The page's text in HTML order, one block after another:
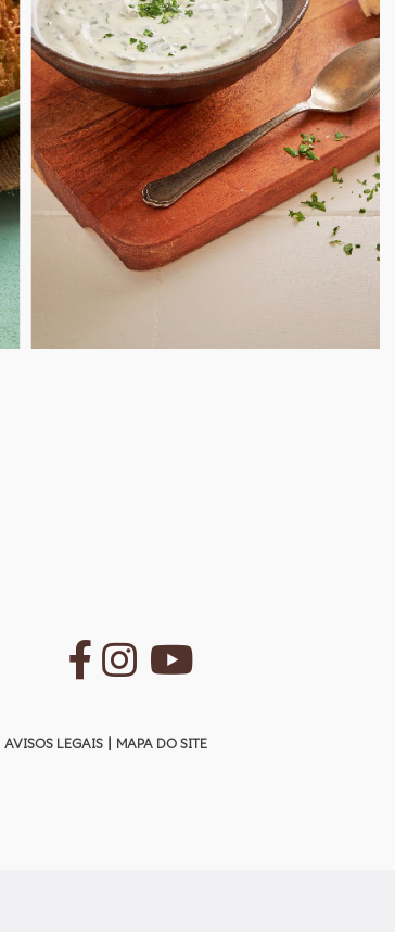
AVISOS LEGAIS MAPA DO SITE